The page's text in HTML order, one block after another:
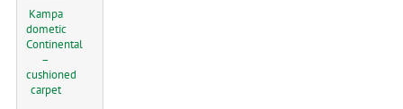
Kampa
dometic
Continental
–
cushioned
carpet